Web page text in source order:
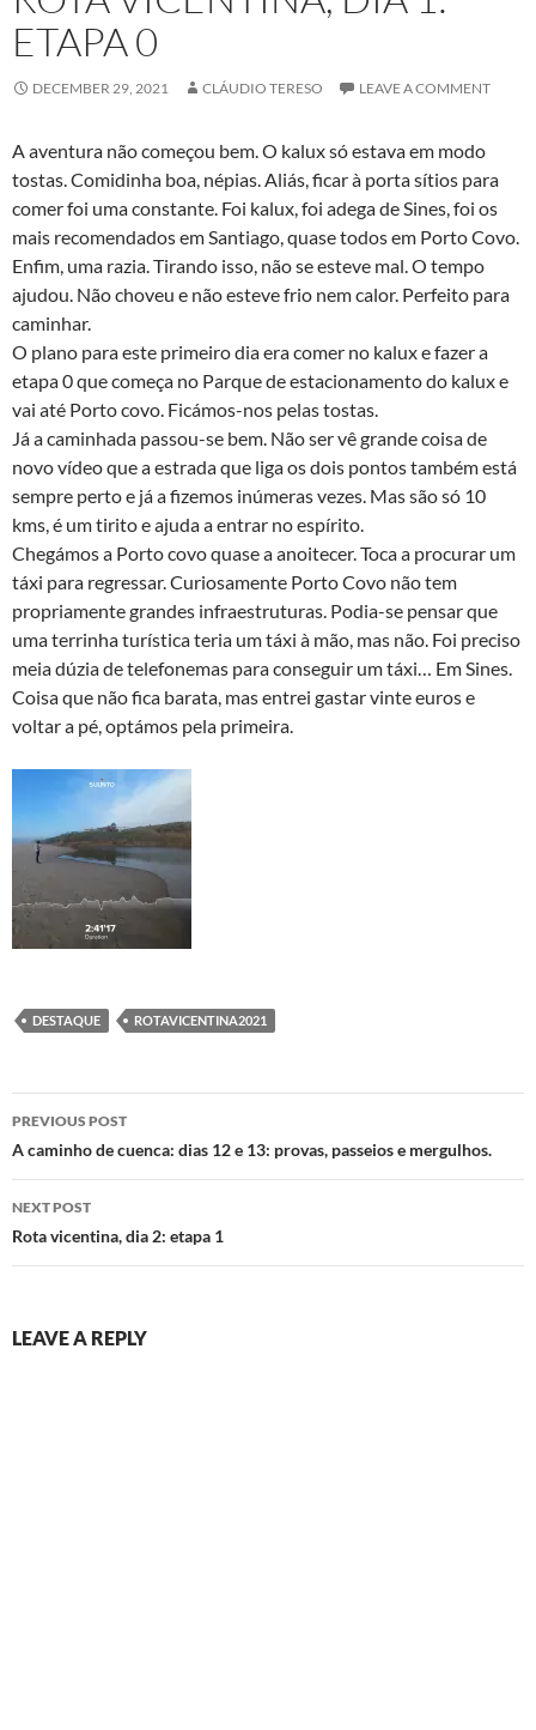
ETAPA 0
DECEMBER 29, 2021 CLÁUDIO TERESO LEAVE A COMMENT
A aventura não começou bem. O kalux só estava em modo
tostas. Comidinha boa, népias. Aliás, ficar à porta sítios para
comer foi uma constante. Foi kalux, foi adega de Sines, foi os
mais recomendados em Santiago, quase todos em Porto Covo.
Enfim, uma razia. Tirando isso, não se esteve mal. O tempo
ajudou. Não choveu e não esteve frio nem calor. Perfeito para
caminhar.
O plano para este primeiro dia era comer no kalux e fazer a
etapa 0 que começa no Parque de estacionamento do kalux e
vai até Porto covo. Ficámos-nos pelas tostas.
Já a caminhada passou-se bem. Não ser vê grande coisa de
novo vídeo que a estrada que liga os dois pontos também está
sempre perto e já a fizemos inúmeras vezes. Mas são só 10
kms, é um tirito e ajuda a entrar no espírito.
Chegámos a Porto covo quase a anoitecer. Toca a procurar um
táxi para regressar. Curiosamente Porto Covo não tem
propriamente grandes infraestruturas. Podia-se pensar que
uma terrinha turística teria um táxi à mão, mas não. Foi preciso
meia dúzia de telefonemas para conseguir um táxi… Em Sines.
Coisa que não fica barata, mas entrei gastar vinte euros e
voltar a pé, optámos pela primeira.
DESTAQUE ROTAVICENTINA2021
Post
navigation
PREVIOUS POST
A caminho de cuenca: dias 12 e 13: provas, passeios e mergulhos.
NEXT POST
Rota vicentina, dia 2: etapa 1
LEAVE A REPLY